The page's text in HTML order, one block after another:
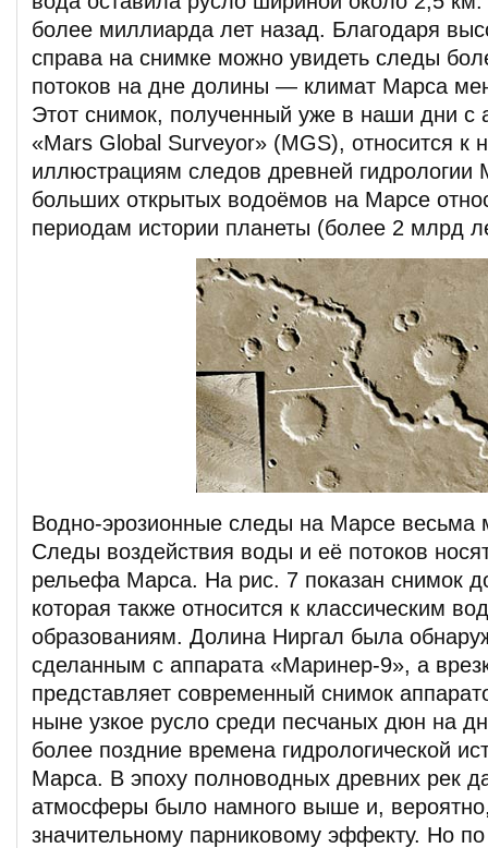
более миллиарда лет назад. Благодаря
справа на снимке можно увидеть следы
потоков на дне долины — климат Марса
Этот снимок, полученный уже в наши дни
«Mars Global Surveyor» (MGS), относится к
иллюстрациям следов древней
больших открытых водоёмов на Марсе
периодам истории планеты (более 2 млрд
Водно-эрозионные следы на Марсе весьма
Следы воздействия воды и её потоков
рельефа Марса. На рис. 7 показан снимок
которая также относится к классическим
образованиям. Долина Ниргал была
сделанным с аппарата «Маринер-9», а
представляет современный снимок
ныне узкое русло среди песчаных дюн на
более поздние времена гидрологической
Марса. В эпоху полноводных древних рек
атмосферы было намного выше и,
значительному парниковому эффекту. Но